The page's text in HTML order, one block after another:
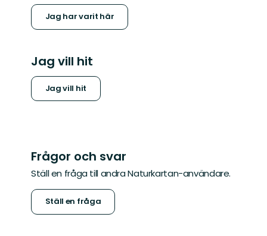
Jag har varit här
Jag vill hit
Jag vill hit
Frågor och svar
Ställ en fråga till andra Naturkartan-användare.
Ställ en fråga